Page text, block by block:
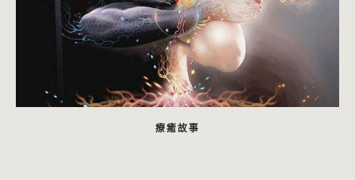
療癒故事